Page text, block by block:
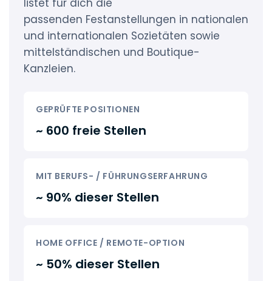
passenden Festanstellungen in nationalen
und internationalen Sozietäten sowie
mittelständischen und Boutique-
Kanzleien.
GEPRÜFTE POSITIONEN
~ 600 freie Stellen
MIT BERUFS- / FÜHRUNGSERFAHRUNG
~ 90% dieser Stellen
HOME OFFICE / REMOTE-OPTION
~ 50% dieser Stellen